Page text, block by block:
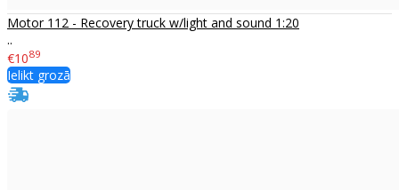
Motor 112 - Recovery truck w/light and sound 1:20
..
€1089
Ielikt grozā